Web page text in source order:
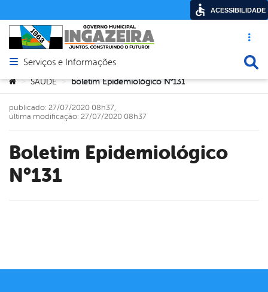
Acesso
Abrir menu principal de navegação
Serviços e Informações
Você está aqui:
> SAÚDE > boletim Epidemiológico N°131
boletim Epidemiológico
N°131
publicado: 27/07/2020 08h37,
última modificação: 27/07/2020 08h37
ACESSIBILIDADE